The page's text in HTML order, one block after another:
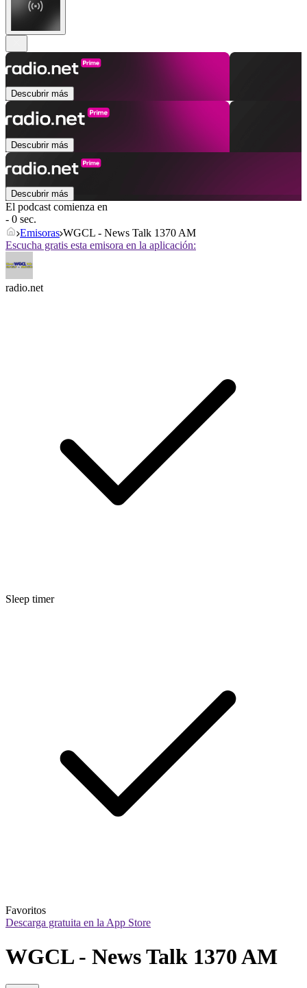
Descubrir más
Descubrir más
Descubrir más
El podcast comienza en
- 0 sec.
Emisoras WGCL - News Talk 1370 AM
Escucha gratis esta emisora en la aplicación:
radio.net
Sleep timer
Favoritos
Descarga gratuita en la App Store
WGCL - News Talk 1370 AM